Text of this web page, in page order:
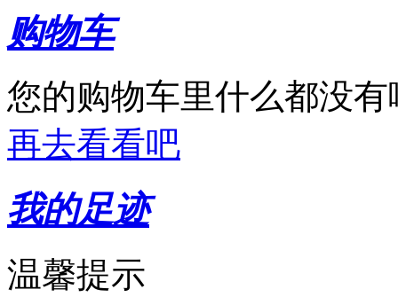
购物车
您的购物车里什么都没有
再去看看吧
我的足迹
温馨提示